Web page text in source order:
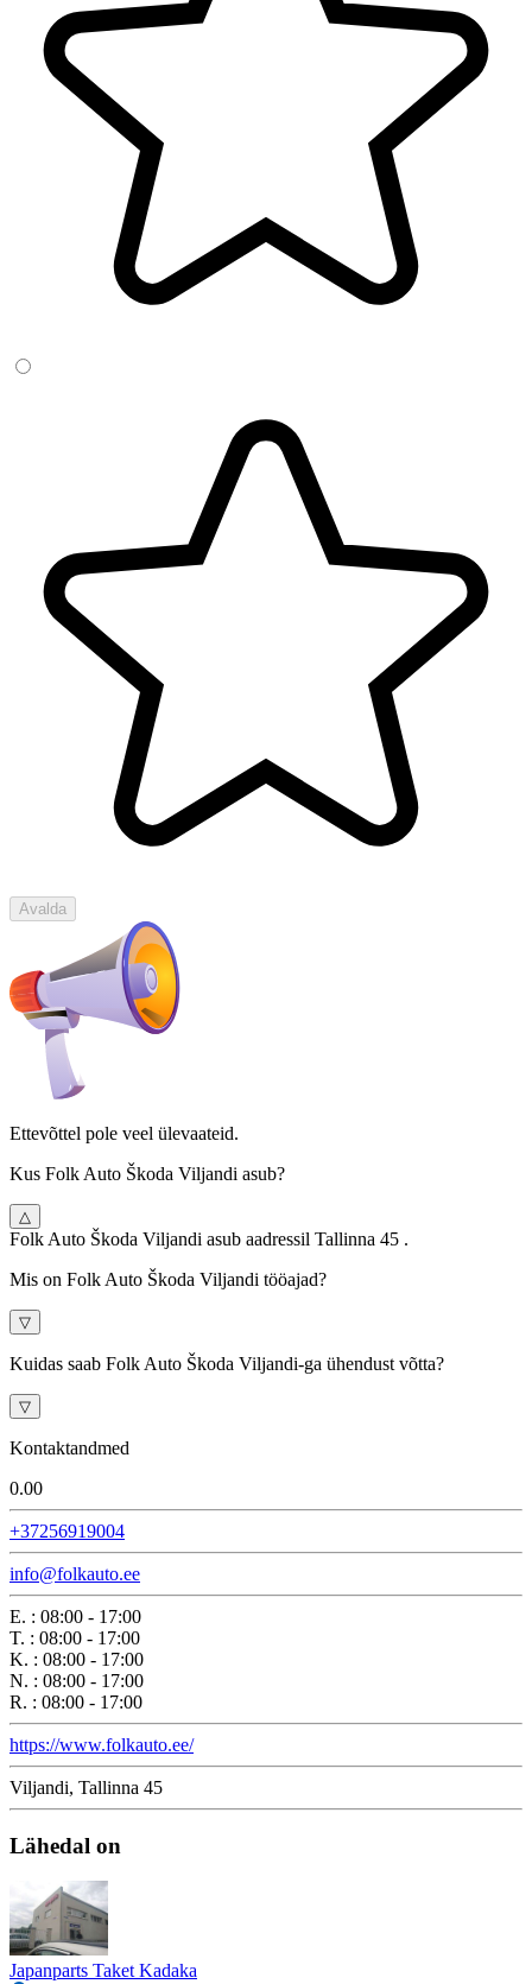
Avalda
Ettevõttel pole veel ülevaateid.
Kus Folk Auto Škoda Viljandi asub?
△
Folk Auto Škoda Viljandi asub aadressil Tallinna 45 .
Mis on Folk Auto Škoda Viljandi tööajad?
▽
Kuidas saab Folk Auto Škoda Viljandi-ga ühendust võtta?
▽
Kontaktandmed
0.00
+37256919004
info@folkauto.ee
E. : 08:00 - 17:00
T. : 08:00 - 17:00
K. : 08:00 - 17:00
N. : 08:00 - 17:00
R. : 08:00 - 17:00
https://www.folkauto.ee/
Viljandi, Tallinna 45
Lähedal on
Japanparts Taket Kadaka